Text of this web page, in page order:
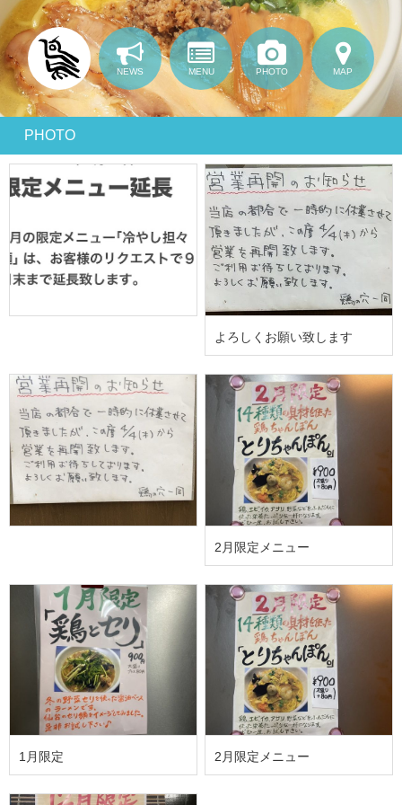
NEWS MENU PHOTO MAP
PHOTO
よろしくお願い致します
2月限定メニュー
1月限定 2月限定メニュー